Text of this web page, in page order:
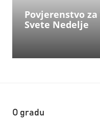
Povjerenstvo
Svete Nedelje
O gradu